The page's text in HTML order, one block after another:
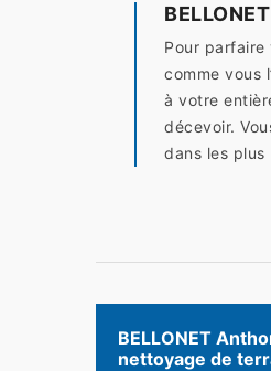
Pour
comme vous
à votre
décevoir.
dans les plus
BELLONET
nettoyage de